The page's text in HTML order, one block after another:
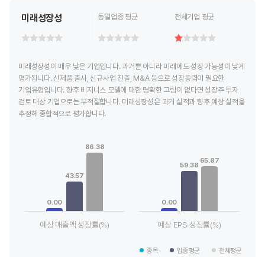
미래성장성 동일업종 평균 전체기업 평균
미래성장성이 매우 낮은 기업입니다. 과거뿐 아니라 미래에도 성장 가능성이 낮게
평가됩니다. 신제품 출시, 신규사업 진출, M&A 등으로 성장동력이 필요한
기업유형입니다. 향후 비지니스 모델에 대한 명확한 그림이 없다면 성장주 투자
검토 대상 기업으로는 부적절합니다. 미래성장성은 과거 실적과 향후 예상 실적을
추정해 종합적으로 평가합니다.
View as data table, Chart
The chart has 1 X axis displaying categories.
The chart has 1 Y axis displaying values. Data ranges from
0.00
43.57
86.38
예상 매출액 성장률(%)
The chart has 1 X axis
The chart has 1 Y axis
0.00
59.38
65.87
예상 EPS 성장률(%)
종목 업종평균 전체평균